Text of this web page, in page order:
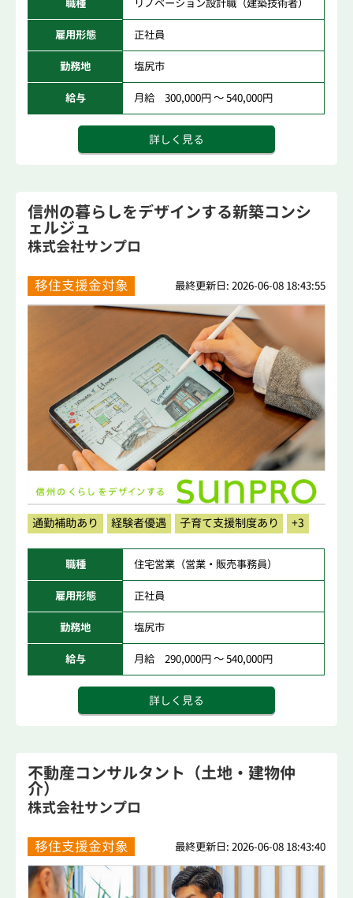
職種 リノベーション設計職（建築技術者）
雇用形態 正社員
勤務地 塩尻市
給与 月給 300,000円 ～ 540,000円
詳しく見る
信州の暮らしをデザインする新築コンシ
ェルジュ
株式会社サンプロ
移住支援金対象 最終更新日: 2026-06-08 18:43:55
通勤補助あり 経験者優遇 子育て支援制度あり +3
職種 住宅営業（営業・販売事務員）
雇用形態 正社員
勤務地 塩尻市
給与 月給 290,000円 ～ 540,000円
詳しく見る
不動産コンサルタント（土地・建物仲
介）
株式会社サンプロ
移住支援金対象 最終更新日: 2026-06-08 18:43:40